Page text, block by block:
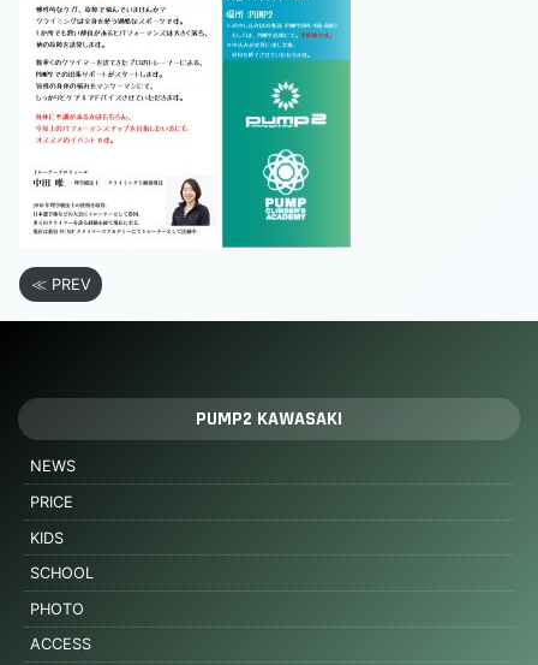
≪ PREV
PUMP2 KAWASAKI
NEWS
PRICE
KIDS
SCHOOL
PHOTO
ACCESS